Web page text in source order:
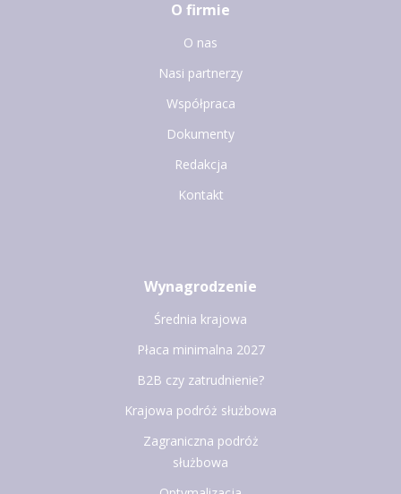
O firmie
O nas
Nasi partnerzy
Współpraca
Dokumenty
Redakcja
Kontakt
Wynagrodzenie
Średnia krajowa
Płaca minimalna 2027
B2B czy zatrudnienie?
Krajowa podróż służbowa
Zagraniczna podróż
służbowa